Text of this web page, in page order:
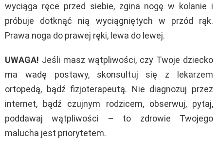
wyciąga ręce przed siebie, zgina nogę w kolanie i
próbuje dotknąć nią wyciągniętych w przód rąk.
Prawa noga do prawej ręki, lewa do lewej.
UWAGA! Jeśli masz wątpliwości, czy Twoje dziecko
ma wadę postawy, skonsultuj się z lekarzem
ortopedą, bądź fizjoterapeutą. Nie diagnozuj przez
internet, bądź czujnym rodzicem, obserwuj, pytaj,
poddawaj wątpliwości – to zdrowie Twojego
malucha jest priorytetem.